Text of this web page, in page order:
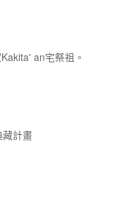
an宅祭祖。
計畫